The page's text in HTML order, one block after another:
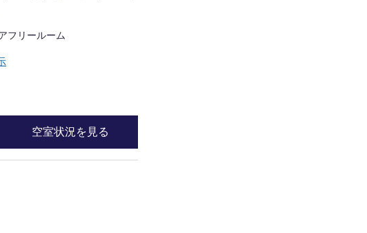
フリールーム
空室状況を見る